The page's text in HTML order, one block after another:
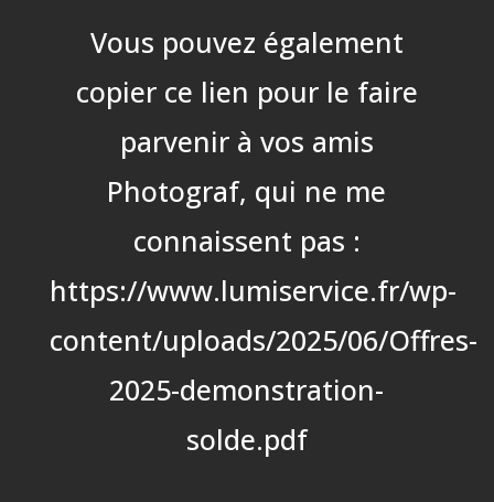
Vous pouvez également
copier ce lien pour le faire
parvenir à vos amis
Photograf, qui ne me
connaissent pas :
https://www.lumiservice.fr/wp-
content/uploads/2025/06/Offres-
2025-demonstration-
solde.pdf